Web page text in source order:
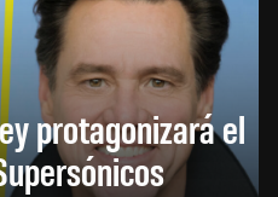
protagonizará el